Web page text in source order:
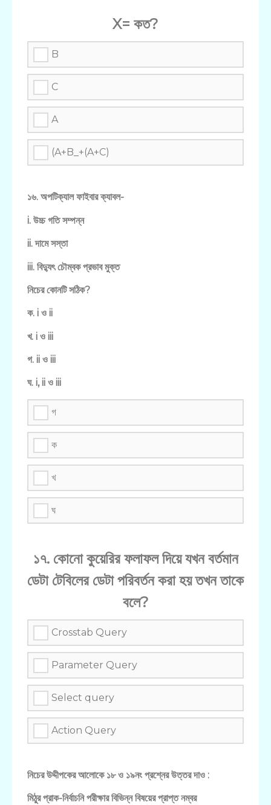
X= কত?
B
C
A
(A+B_+(A+C)
১৬. অপটিক্যাল ফাইবার ক্যাবল-
i. উচ্চ গতি সম্পন্ন
ii. দামে সস্তা
iii. বিদ্যুৎ চৌম্বক প্রভাব মুক্ত
নিচের কোনটি সঠিক?
ক. i ও ii
খ. i ও iii
গ. ii ও iii
ঘ. i, ii ও iii
গ
ক
খ
ঘ
১৭. কোনো কুয়েরির ফলাফল দিয়ে যখন বর্তমান
ডেটা টেবিলের ডেটা পরিবর্তন করা হয় তখন তাকে
বলে?
Crosstab Query
Parameter Query
Select query
Action Query
নিচের উদ্দীপকের আলোকে ১৮ ও ১৯নং প্রশ্নের উত্তর দাও :
মিঠুর প্রাক-নির্বাচনি পরীক্ষার বিভিন্ন বিষয়ের প্রাপ্ত নম্বর